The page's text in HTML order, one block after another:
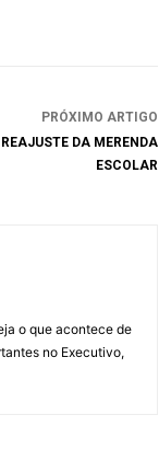
PRÓXIMO ARTIGO
DA MERENDA
ESCOLAR
o que acontece de
no Executivo,